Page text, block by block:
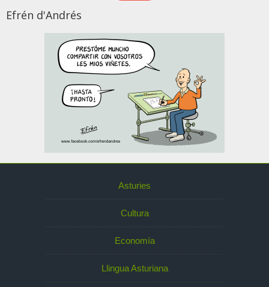
Efrén d'Andrés
Asturies
Cultura
Economía
Llingua Asturiana